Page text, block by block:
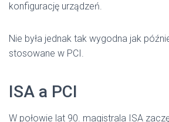
konfigurację urządzeń.
Nie była jednak tak wygodna jak
stosowane w PCI.
ISA a PCI
W połowie lat 90. magistrala ISA